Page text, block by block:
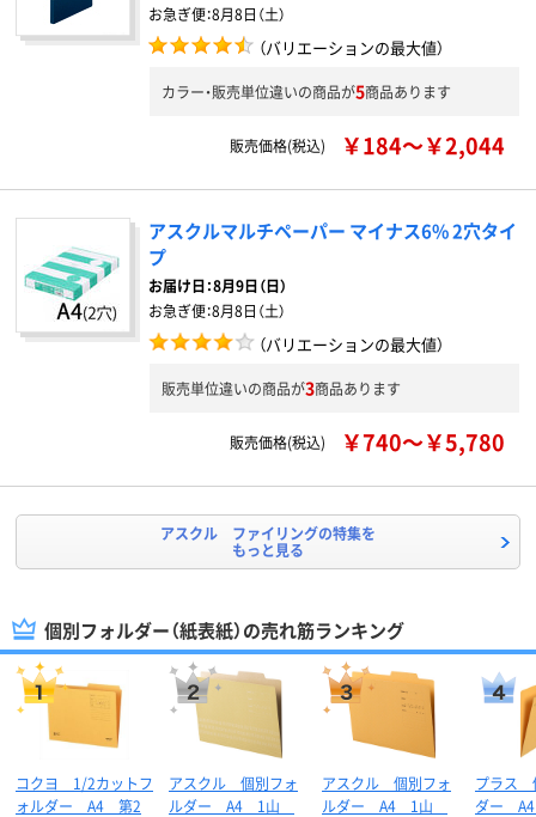
お急ぎ便：8月8日（土）
（バリエーションの最大値）
カラー・販売単位違いの商品が5商品あります
販売価格(税込) ￥184～￥2,044
アスクルマルチペーパー マイナス6% 2穴タイ
プ
お届け日：8月9日（日）
お急ぎ便：8月8日（土）
（バリエーションの最大値）
販売単位違いの商品が3商品あります
販売価格(税込) ￥740～￥5,780
アスクル ファイリングの特集を
もっと見る
個別フォルダー（紙表紙）の売れ筋ランキング
コクヨ 1/2カットフ
ォルダー A4 第2
アスクル 個別フォ
ルダー A4 1山
アスクル 個別フォ
ルダー A4 1山
プラス
ダー